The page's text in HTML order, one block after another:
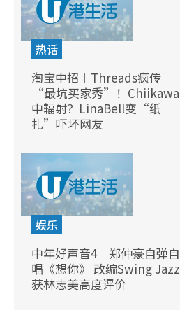
热话
淘宝中招︱Threads疯传
“最坑买家秀”！Chiikawa
中辐射？LinaBell变“纸
扎”吓坏网友
娱乐
中年好声音4｜郑仲豪自弹自
唱《想你》 改编Swing Jazz
获林志美高度评价